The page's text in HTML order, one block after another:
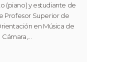
(piano) y estudiante de
Profesor Superior de
en Música de
Cámara,…